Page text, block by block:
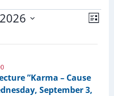
Lista
”Karma – Cause
September 3,